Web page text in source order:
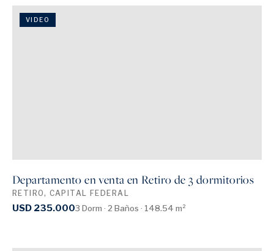
VIDEO
Departamento en venta en Retiro de 3 dormitorios
RETIRO, CAPITAL FEDERAL
USD 235.0003 Dorm · 2 Baños · 148.54 m²